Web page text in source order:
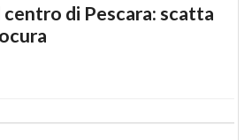
di Pescara: scatta